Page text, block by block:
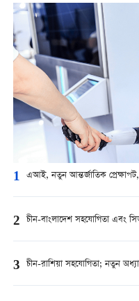
1 এআই, নতুন আন্তর্জাতিক
2 চীন-বাংলাদেশ সহযোগিতা এবং
3 চীন-রাশিয়া সহযোগিতা; নতুন